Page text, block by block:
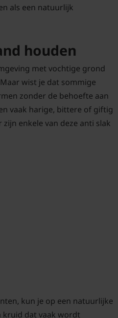
als een natuurlijk
houden
met vochtige grond
wist je dat sommige
zonder de behoefte aan
vaak harige, bittere of giftig
enkele van deze anti slak
kun je op een natuurlijke
kruid dat vaak wordt